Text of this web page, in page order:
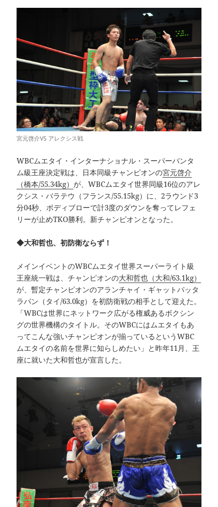
宮元啓介VS アレクシス戦
WBCムエタイ・インターナショナル・スーパーバンタ
ム級王座決定戦は、日本同級チャンピオンの宮元啓介
（橋本/55.34kg） が、WBCムエタイ世界同級16位のアレ
クシス・バラテウ（フランス/55.15kg）に、2ラウンド3
分04秒、ボディブローで計3度のダウンを奪ってレフェ
リーが止めTKO勝利。新チャンピオンとなった。
◆大和哲也、初防衛ならず！
メインイベントのWBCムエタイ世界スーパーライト級
王座統一戦は、チャンピオンの大和哲也（大和/63.1kg）
が、暫定チャンピオンのアランチャイ・ギャットパッタ
ラパン（タイ/63.0kg）を初防衛戦の相手として迎えた。
「WBCは世界にネットワーク広がる権威あるボクシン
グの世界機構のタイトル。そのWBCにはムエタイもあ
ってこんな強いチャンピオンが揃っているというWBC
ムエタイの名前を世界に知らしめたい」と昨年11月、王
座に就いた大和哲也が宣言した。